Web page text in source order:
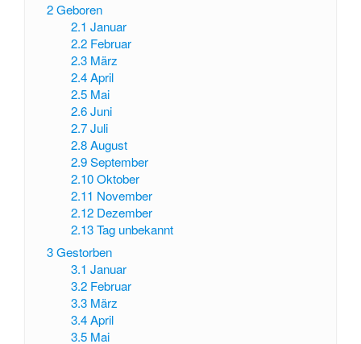
2Geboren
2.1 Januar
2.2 Februar
2.3 März
2.4 April
2.5 Mai
2.6 Juni
2.7 Juli
2.8 August
2.9 September
2.10 Oktober
2.11 November
2.12 Dezember
2.13 Tag unbekannt
3Gestorben
3.1 Januar
3.2 Februar
3.3 März
3.4 April
3.5 Mai